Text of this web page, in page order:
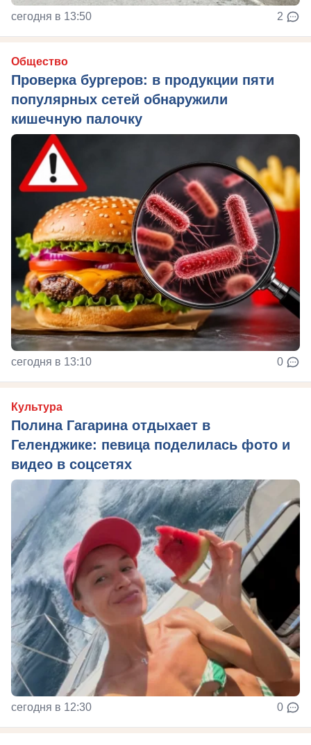
сегодня в 13:50 2
Общество
Проверка бургеров: в продукции пяти
популярных сетей обнаружили
кишечную палочку
сегодня в 13:10 0
Культура
Полина Гагарина отдыхает в
Геленджике: певица поделилась фото и
видео в соцсетях
сегодня в 12:30 0